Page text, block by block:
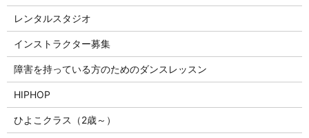
レンタルスタジオ
インストラクター募集
障害を持っている方のためのダンスレッスン
HIPHOP
ひよこクラス（2歳～）